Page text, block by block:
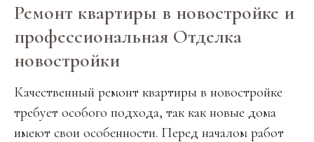
Ремонт квартиры в новостройке и
профессиональная Отделка
новостройки
Качественный ремонт квартиры в новостройке
требует особого подхода, так как новые дома
имеют свои особенности. Перед началом работ